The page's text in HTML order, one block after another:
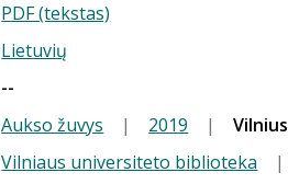
PDF (tekstas)
Lietuvių
--
Aukso žuvys | 2019 |
Vilnius
Vilniaus universiteto biblioteka |